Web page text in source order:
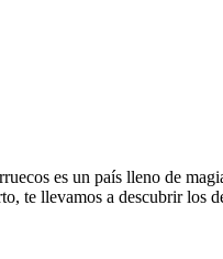
es un país lleno de
te llevamos a descubrir los